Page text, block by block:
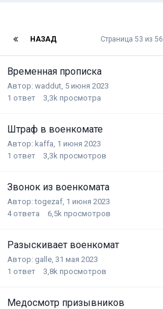
НАЗАД Страница 53 из 56
Временная прописка
Автор: waddut 5 июня 2023
1 ответ 3,3k просмотра
Штраф в военкомате
Автор: kaffa 1 июня 2023
1 ответ 3,3k просмотров
Звонок из военкомата
Автор:togezaf 1 июня 2023
4 ответа 6,5k просмотров
Разыскивает военкомат
Автор: galle 31 мая 2023
1 ответ 3,8k просмотров
Медосмотр призывников